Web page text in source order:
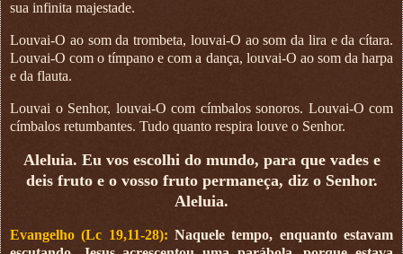
sua infinita majestade.
Louvai-O ao som da trombeta, louvai-O ao som da lira e da cítara.
Louvai-O com o tímpano e com a dança, louvai-O ao som da harpa
e da flauta.
Louvai o Senhor, louvai-O com címbalos sonoros. Louvai-O com
címbalos retumbantes. Tudo quanto respira louve o Senhor.
Aleluia. Eu vos escolhi do mundo, para que vades e
deis fruto e o vosso fruto permaneça, diz o Senhor.
Aleluia.
Evangelho (Lc 19,11-28): Naquele tempo, enquanto estavam